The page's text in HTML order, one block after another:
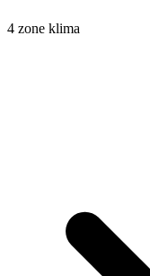
4 zone klima